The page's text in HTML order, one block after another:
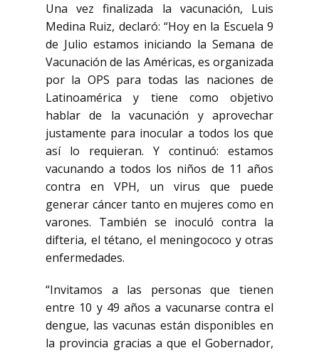
Una vez finalizada la vacunación, Luis
Medina Ruiz, declaró: “Hoy en la Escuela 9
de Julio estamos iniciando la Semana de
Vacunación de las Américas, es organizada
por la OPS para todas las naciones de
Latinoamérica y tiene como objetivo
hablar de la vacunación y aprovechar
justamente para inocular a todos los que
así lo requieran. Y continuó: estamos
vacunando a todos los niños de 11 años
contra en VPH, un virus que puede
generar cáncer tanto en mujeres como en
varones. También se inoculó contra la
difteria, el tétano, el meningococo y otras
enfermedades.
“Invitamos a las personas que tienen
entre 10 y 49 años a vacunarse contra el
dengue, las vacunas están disponibles en
la provincia gracias a que el Gobernador,